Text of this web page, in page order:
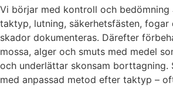
Vi börjar med kontroll och bedömning
taktyp, lutning, säkerhetsfästen, fogar
skador dokumenteras. Därefter
mossa, alger och smuts med medel
och underlättar skonsam borttagning.
med anpassad metod efter taktyp –